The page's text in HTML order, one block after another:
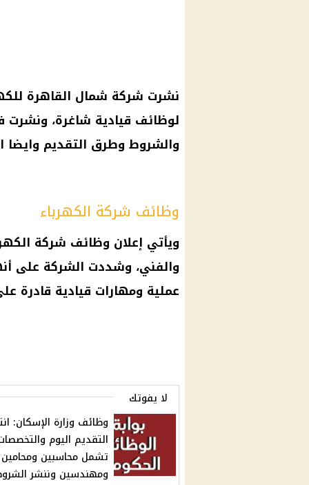
نشرت شركة شمال القاهرة
لوظائف قيادية شاغرة، ونشرت
والشروط وطرق التقديم
وظائف شركة الكهرباء
ويأتي إعلان وظائف شركة
والفني، وشددت الشركة على
عملية ومهارات قيادية قادرة
لا يفوتك
وظائف وزارة الإسكان:
التقديم اليوم
تشمل محاسبين ومحامين
ومهندسين وننشر